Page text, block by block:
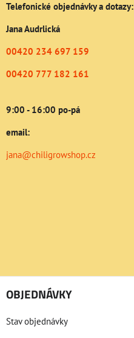
Telefonické objednávky a dotazy:
Jana Audrlická
00420 234 697 159
00420 777 182 161
9:00 - 16:00 po-pá
email:
jana@chiligrowshop.cz
OBJEDNÁVKY
Stav objednávky